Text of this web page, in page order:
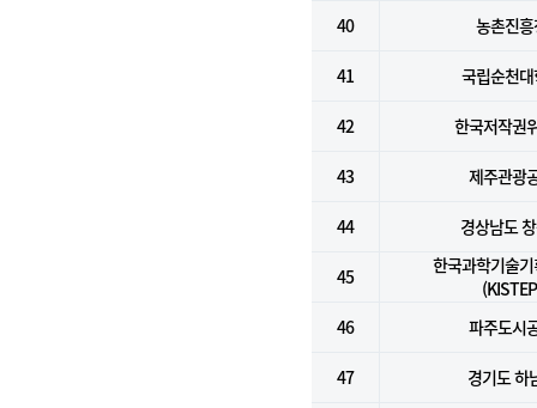
40 농촌진
41 국립순천
42 한국저작권
43 제주관광
44 경상남도
45
한국과학기술
46
파주도시
47 경기도 하